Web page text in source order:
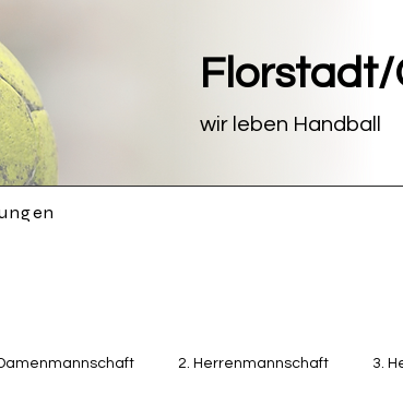
wir leben Handball
2. Herrenmannschaft 3.